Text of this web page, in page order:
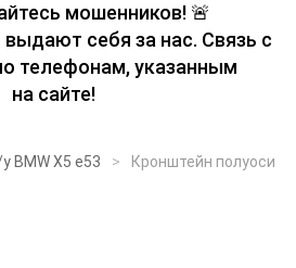
мошенников! 🚨
себя за нас. Связь с
телефонам, указанным
на сайте!
BMW X5 e53
Кронштейн полуоси